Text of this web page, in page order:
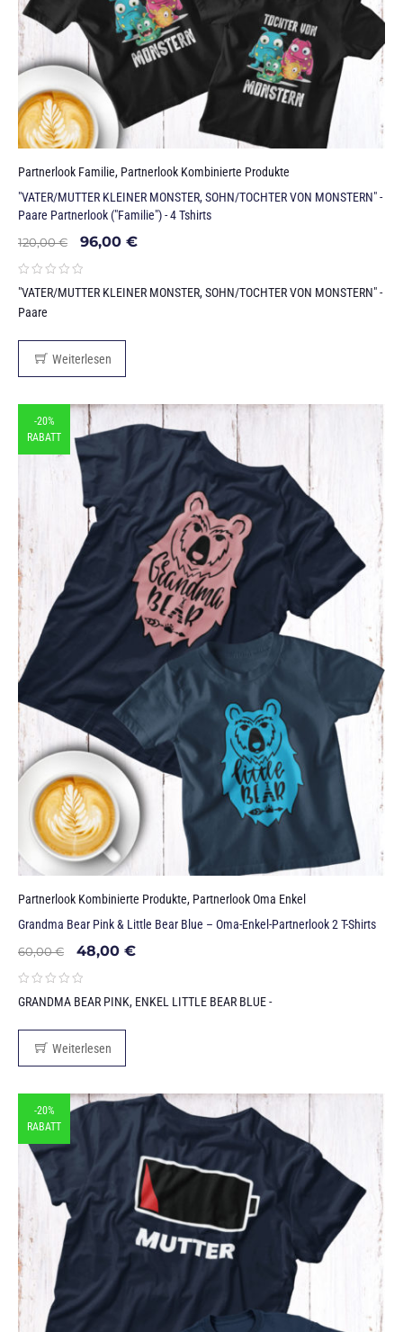
Partnerlook Familie, Partnerlook Kombinierte Produkte
"VATER/MUTTER KLEINER MONSTER, SOHN/TOCHTER VON MONSTERN" -
Paare Partnerlook ("Familie") - 4 Tshirts
120,00€ 96,00 €
"VATER/MUTTER KLEINER MONSTER, SOHN/TOCHTER VON MONSTERN" -
Paare
Weiterlesen
-20%
RABATT
Partnerlook Kombinierte Produkte, Partnerlook Oma Enkel
Grandma Bear Pink & Little Bear Blue – Oma-Enkel-Partnerlook 2 T-Shirts
60,00€ 48,00 €
GRANDMA BEAR PINK, ENKEL LITTLE BEAR BLUE -
Weiterlesen
-20%
RABATT